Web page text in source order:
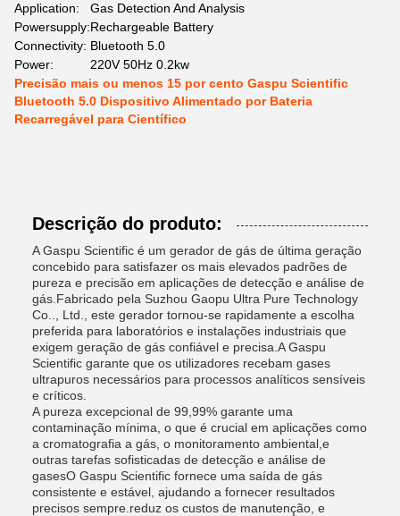
Application:
Gas Detection And Analysis
Powersupply:Rechargeable Battery
Connectivity: Bluetooth 5.0
Power:
220V 50Hz 0.2kw
Precisão mais ou menos 15 por cento Gaspu Scientific
Bluetooth 5.0 Dispositivo Alimentado por Bateria
Recarregável para Científico
Descrição do produto:
A Gaspu Scientific é um gerador de gás de última geração
concebido para satisfazer os mais elevados padrões de
pureza e precisão em aplicações de detecção e análise de
gás.Fabricado pela Suzhou Gaopu Ultra Pure Technology
Co.., Ltd., este gerador tornou-se rapidamente a escolha
preferida para laboratórios e instalações industriais que
exigem geração de gás confiável e precisa.A Gaspu
Scientific garante que os utilizadores recebam gases
ultrapuros necessários para processos analíticos sensíveis
e críticos.
A pureza excepcional de 99,99% garante uma
contaminação mínima, o que é crucial em aplicações como
a cromatografia a gás, o monitoramento ambiental,e
outras tarefas sofisticadas de detecção e análise de
gasesO Gaspu Scientific fornece uma saída de gás
consistente e estável, ajudando a fornecer resultados
precisos sempre.reduz os custos de manutenção, e